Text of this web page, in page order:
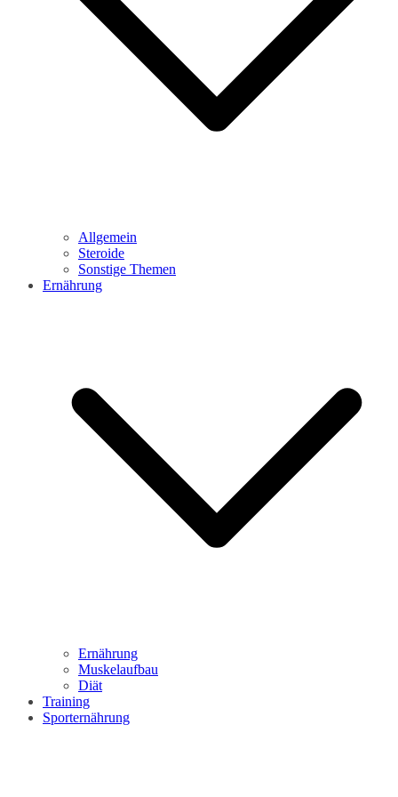
Allgemein
Steroide
Sonstige Themen
Ernährung
Ernährung
Muskelaufbau
Diät
Training
Sporternährung